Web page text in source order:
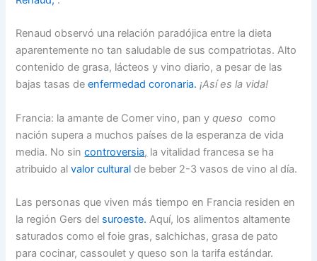
Renaud observó una relación paradójica entre la dieta
aparentemente no tan saludable de sus compatriotas. Alto
contenido de grasa, lácteos y vino diario, a pesar de las
bajas tasas deenfermedad coronaria.¡Así es la vida!
Francia: la amante de Comer vino, pan yqueso como
nación supera a muchos países de la esperanza de vida
media. No sincontroversia, la vitalidad francesa se ha
atribuido alvalor cultural de beber 2-3 vasos de vino al día.
Las personas que viven más tiempo en Francia residen en
la región Gers del suroeste.Aquí, los alimentos altamente
saturados como el foie gras, salchichas, grasa de pato
para cocinar, cassoulet y queso son la tarifa estándar.